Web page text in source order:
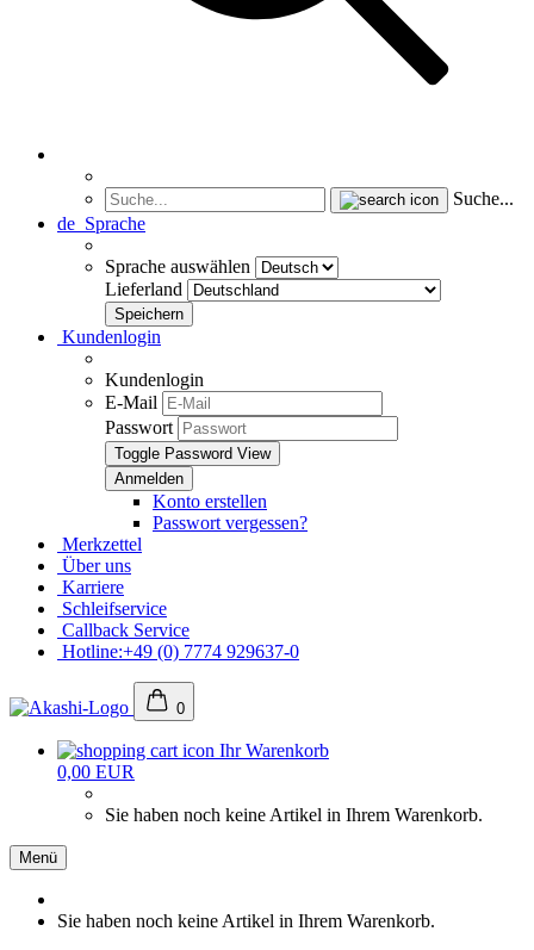
Suche...
de Sprache
Sprache auswählen
Lieferland
Kundenlogin
Kundenlogin
E-Mail
Passwort
Toggle Password View
Konto erstellen
Passwort vergessen?
Merkzettel
Über uns
Karriere
Schleifservice
Callback Service
Hotline:+49 (0) 7774 929637-0
0
Ihr Warenkorb
0,00 EUR
Sie haben noch keine Artikel in Ihrem Warenkorb.
Menü
Sie haben noch keine Artikel in Ihrem Warenkorb.